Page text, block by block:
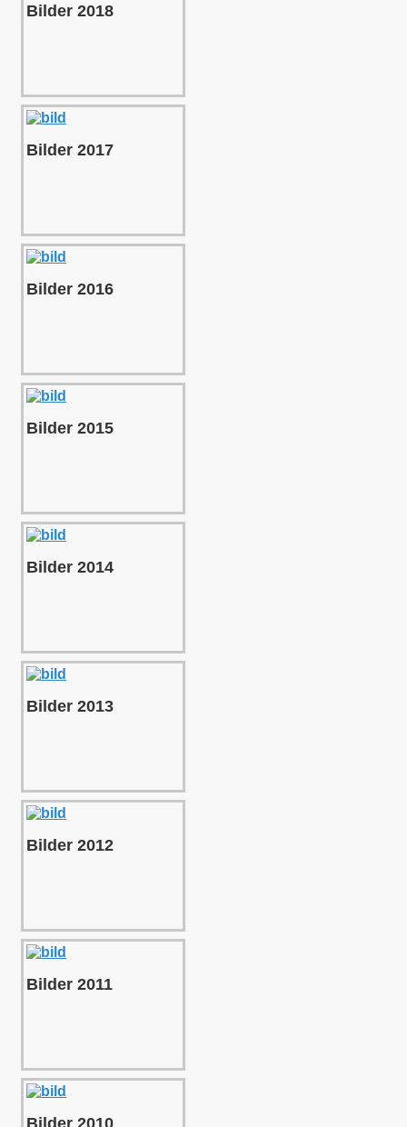
Bilder 2018
Bilder 2017
Bilder 2016
Bilder 2015
Bilder 2014
Bilder 2013
Bilder 2012
Bilder 2011
Bilder 2010